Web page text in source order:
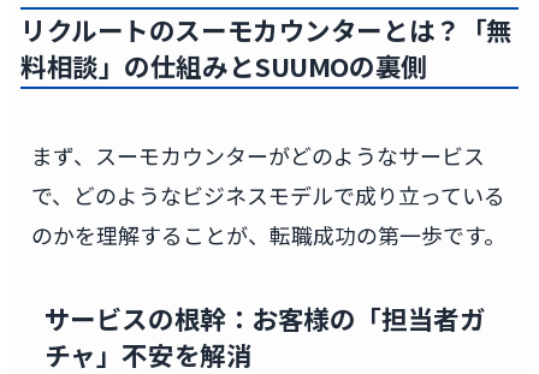
リクルートのスーモカウンターとは？「無
料相談」の仕組みとSUUMOの裏側
まず、スーモカウンターがどのようなサービス
で、どのようなビジネスモデルで成り立っている
のかを理解することが、転職成功の第一歩です。
サービスの根幹：お客様の「担当者ガ
チャ」不安を解消